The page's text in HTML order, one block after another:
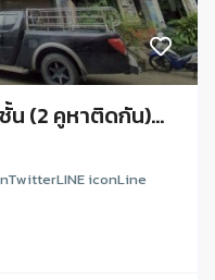
น (2 คูหาติดกัน)...
iconLine